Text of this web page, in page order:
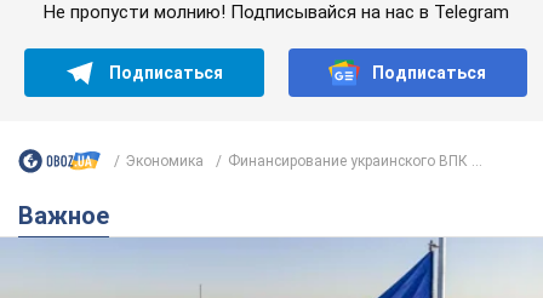
Не пропусти молнию! Подписывайся на нас в Telegram
Подписаться Подписаться
Экономика Финансирование украинского ВПК ...
Важное